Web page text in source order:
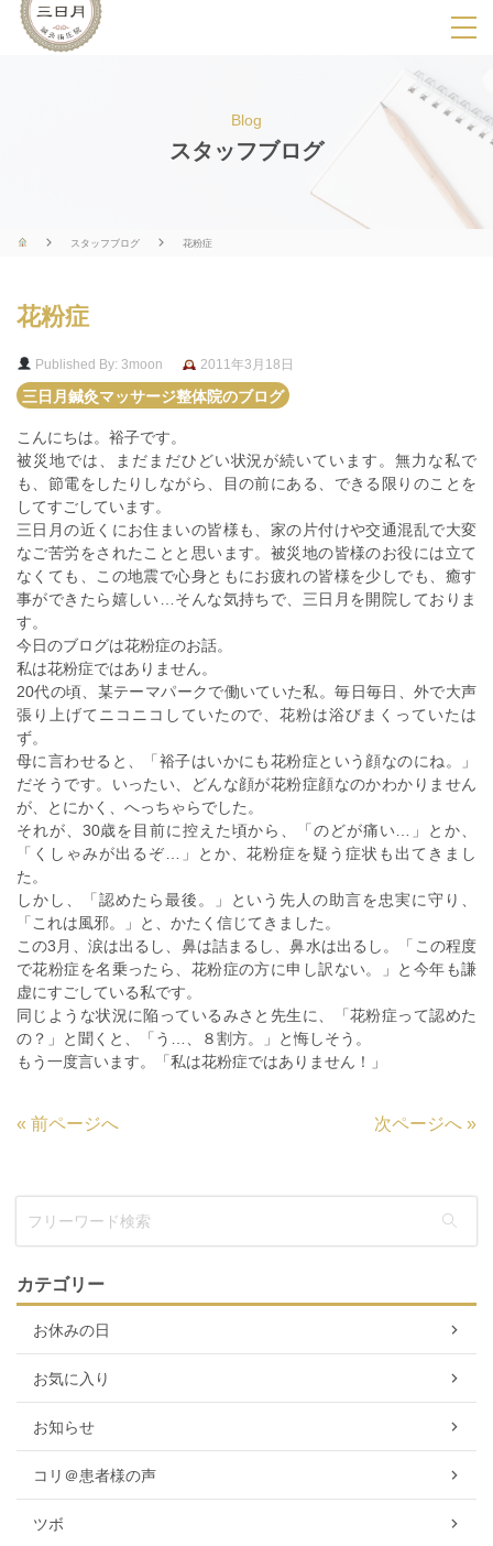
SPメニ
ー
展
用
ボ
Blog
スタッフブログ
スタッフブログ 花粉症
花粉症
Published By: 3moon
2011年3月18日
三日月鍼灸マッサージ整体院のブログ
こんにちは。裕子です。
被災地では、まだまだひどい状況が続いています。無力な私で
も、節電をしたりしながら、目の前にある、できる限りのことを
してすごしています。
三日月の近くにお住まいの皆様も、家の片付けや交通混乱で大変
なご苦労をされたことと思います。被災地の皆様のお役には立て
なくても、この地震で心身ともにお疲れの皆様を少しでも、癒す
事ができたら嬉しい…そんな気持ちで、三日月を開院しておりま
す。
今日のブログは花粉症のお話。
私は花粉症ではありません。
20代の頃、某テーマパークで働いていた私。毎日毎日、外で大声
張り上げてニコニコしていたので、花粉は浴びまくっていたは
ず。
母に言わせると、「裕子はいかにも花粉症という顔なのにね。」
だそうです。いったい、どんな顔が花粉症顔なのかわかりません
が、とにかく、へっちゃらでした。
それが、30歳を目前に控えた頃から、「のどが痛い…」とか、
「くしゃみが出るぞ…」とか、花粉症を疑う症状も出てきまし
た。
しかし、「認めたら最後。」という先人の助言を忠実に守り、
「これは風邪。」と、かたく信じてきました。
この3月、涙は出るし、鼻は詰まるし、鼻水は出るし。「この程度
で花粉症を名乗ったら、花粉症の方に申し訳ない。」と今年も謙
虚にすごしている私です。
同じような状況に陥っているみさと先生に、「花粉症って認めた
の？」と聞くと、「う…、８割方。」と悔しそう。
もう一度言います。「私は花粉症ではありません！」
« 前ページへ 次ページへ »
カテゴリー
お休みの日
お気に入り
お知らせ
コリ＠患者様の声
ツボ